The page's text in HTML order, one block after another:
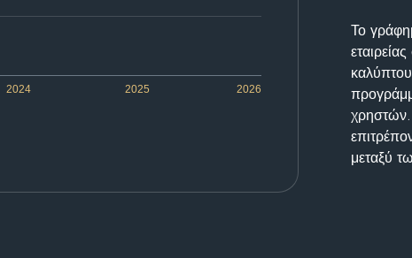
2024 2025 2026
Το
χρηστών.
μεταξύ